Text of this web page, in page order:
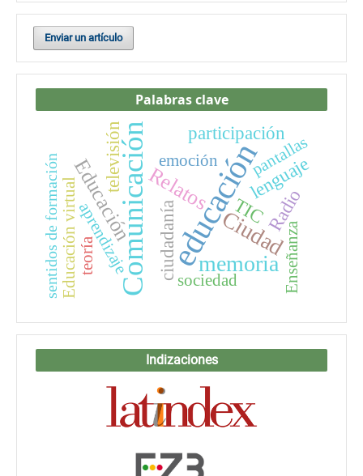
Enviar un artículo
Palabras clave
educación
Comunicación Ciudad
memoria
Educación Relatos
ciudadanía
participación
TIC
televisión
Radio
lenguaje
Educación virtual Enseñanza
emoción
aprendizaje
pantallas
teoría
sociedad
sentidos de formación
Indizaciones